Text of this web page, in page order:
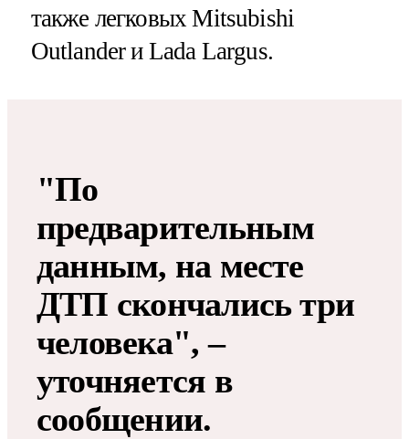
также легковых Mitsubishi
Outlander и Lada Largus.
"По
предварительным
данным, на месте
ДТП скончались три
человека", –
уточняется в
сообщении.